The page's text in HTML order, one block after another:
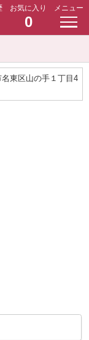
お気に入り
0
メニュー
東区山の手１丁目4